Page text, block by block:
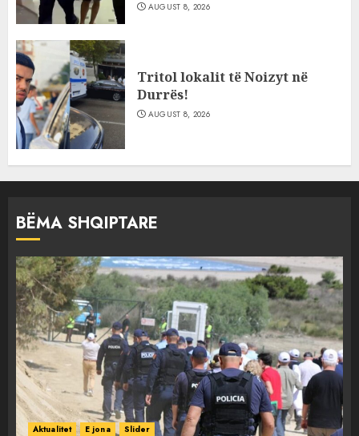
AUGUST 8, 2026
Tritol lokalit të Noizyt në
Durrës!
AUGUST 8, 2026
BËMA SHQIPTARE
Aktualitet E jona Slider